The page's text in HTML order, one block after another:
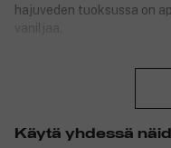
hajuveden tuoksussa on
vaniljaa.
tuotteet sisältävät
Tuotenumero: 3068123
Käytä yhdessä